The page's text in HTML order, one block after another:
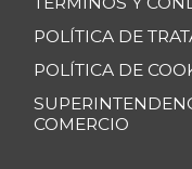
POLÍTICA DE
POLÍTICA DE
COMERCIO